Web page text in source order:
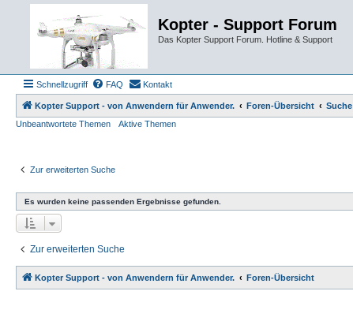
Kopter - Support Forum
Das Kopter Support Forum. Hotline & Support
Schnellzugriff FAQ Kontakt
Kopter Support - von Anwendern für Anwender. Foren-Übersicht Suche
Unbeantwortete Themen
Aktive Themen
Zur erweiterten Suche
Es wurden keine passenden Ergebnisse gefunden.
Zur erweiterten Suche
Kopter Support - von Anwendern für Anwender. Foren-Übersicht